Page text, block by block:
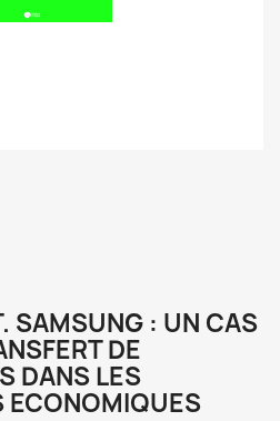
SAMSUNG : UN CAS
DE
DANS LES
ECONOMIQUES